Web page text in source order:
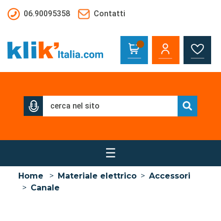
06.90095358
Contatti
☰
Home > Materiale elettrico > Accessori
> Canale